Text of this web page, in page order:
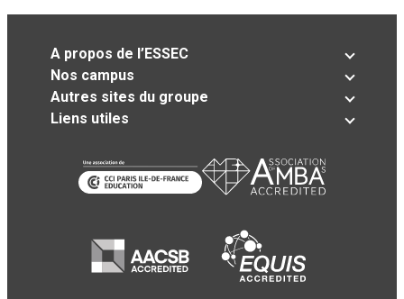
A propos de l’ESSEC
Nos campus
Autres sites du groupe
Liens utiles